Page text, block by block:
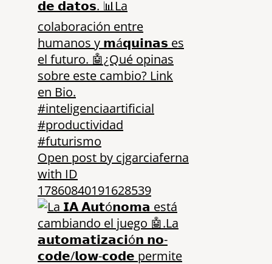
Open post by cjgarciaferna
with ID
17860840191628539